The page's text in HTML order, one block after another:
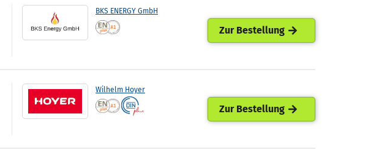
BKS ENERGY GmbH
Zur Bestellung
Wilhelm Hoyer
Zur Bestellung